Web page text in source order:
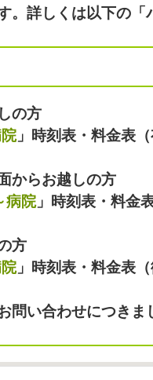
。詳しくは以下の
の方
」時刻表・料金表（
からお越しの方
病院」時刻表・料金
方
」時刻表・料金表（
問い合わせにつき